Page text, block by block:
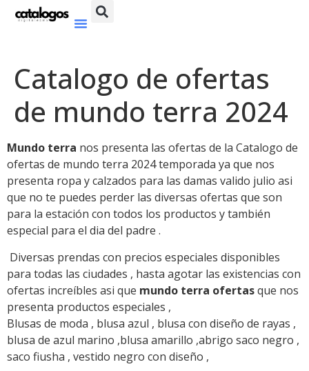
Catalogo de ofertas
de mundo terra 2024
Mundo terra nos presenta las ofertas de la Catalogo de
ofertas de mundo terra 2024 temporada ya que nos
presenta ropa y calzados para las damas valido julio asi
que no te puedes perder las diversas ofertas que son
para la estación con todos los productos y también
especial para el dia del padre .
Diversas prendas con precios especiales disponibles
para todas las ciudades , hasta agotar las existencias con
ofertas increíbles asi que mundo terra ofertasque nos
presenta productos especiales ,
Blusas de moda , blusa azul , blusa con diseño de rayas ,
blusa de azul marino ,blusa amarillo ,abrigo saco negro ,
saco fiusha , vestido negro con diseño ,